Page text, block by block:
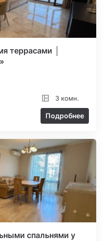
террасами │
3 комн.
Подробнее
спальнями у